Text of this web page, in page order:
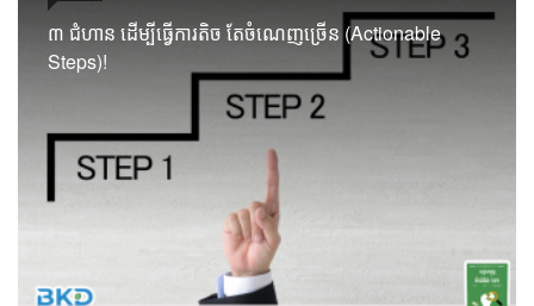
៣ ជំហាន ដើម្បីធ្វើការតិច តែចំណេញច្រើន (Actionable
Steps)!